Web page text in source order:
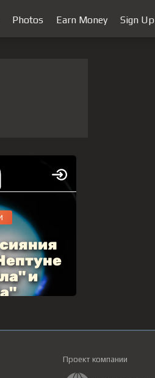
Photos Earn Money Sign Up
Проект компании